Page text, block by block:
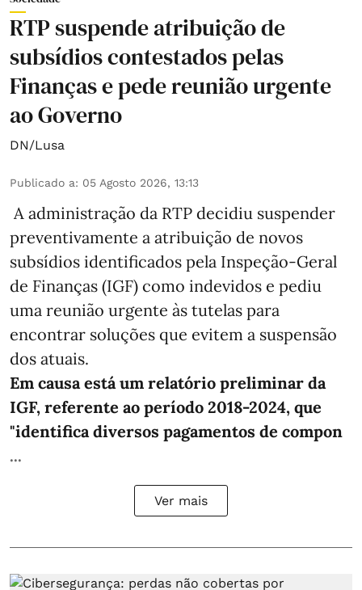
RTP suspende atribuição de
subsídios contestados pelas
Finanças e pede reunião urgente
ao Governo
DN/Lusa
Publicado a: 05 Agosto 2026, 13:13
A administração da RTP decidiu suspender
preventivamente a atribuição de novos
subsídios identificados pela Inspeção-Geral
de Finanças (IGF) como indevidos e pediu
uma reunião urgente às tutelas para
encontrar soluções que evitem a suspensão
dos atuais.
Em causa está um relatório preliminar da
IGF, referente ao período 2018-2024, que
"identifica diversos pagamentos de compon
...
Ver mais